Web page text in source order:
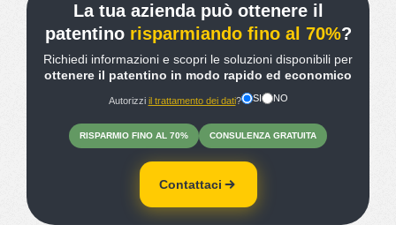
La tua azienda può ottenere il
patentino risparmiando fino al 70%?
Richiedi informazioni e scopri le soluzioni disponibili per
ottenere il patentino in modo rapido ed economico
Autorizzi il trattamento dei dati? SI NO
RISPARMIO FINO AL 70% CONSULENZA GRATUITA
Contattaci